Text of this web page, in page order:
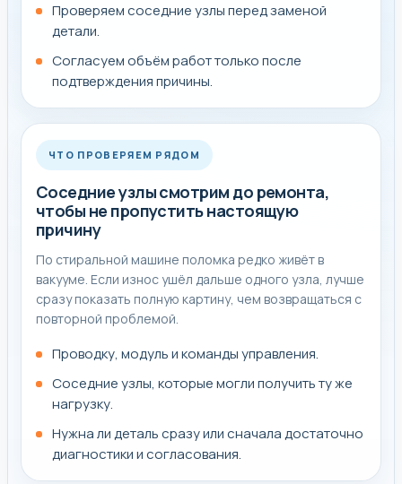
Когда одной работы бывает недостаточно
Чаще всего по стиральным машинам проблема
скрывается в сливе, наборе воды, нагреве, помпе,
подшипниковом узле, блокировке люка или модуле
управления. Один внешний симптом редко показывает
точную причину без осмотра.
Иногда по внешнему признаку кажется, что нужна
только эта услуга, но после проверки становится ясно,
что проблема затрагивает соседние узлы, проводку,
питание, герметичность или электронное управление.
В таких случаях мастер сразу объясняет, почему одной
операцией не обойтись.
Совет мастера перед ремонтом
Если в баке осталась вода, появился запах проводки,
сильный стук, течь или ошибка на дисплее, лучше
остановить стирку и не запускать новый цикл до
Проверяем соседние узлы перед заменой
детали.
Согласуем объём работ только после
подтверждения причины.
ЧТО ПРОВЕРЯЕМ РЯДОМ
Соседние узлы смотрим до ремонта,
чтобы не пропустить настоящую
причину
По стиральной машине поломка редко живёт в
вакууме. Если износ ушёл дальше одного узла, лучше
сразу показать полную картину, чем возвращаться с
повторной проблемой.
Проводку, модуль и команды управления.
Соседние узлы, которые могли получить ту же
нагрузку.
Нужна ли деталь сразу или сначала достаточно
диагностики и согласования.